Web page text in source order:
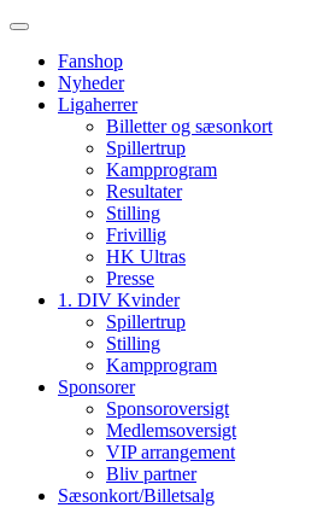
Fanshop
Nyheder
Ligaherrer
Billetter og sæsonkort
Spillertrup
Kampprogram
Resultater
Stilling
Frivillig
HK Ultras
Presse
1. DIV Kvinder
Spillertrup
Stilling
Kampprogram
Sponsorer
Sponsoroversigt
Medlemsoversigt
VIP arrangement
Bliv partner
Sæsonkort/Billetsalg